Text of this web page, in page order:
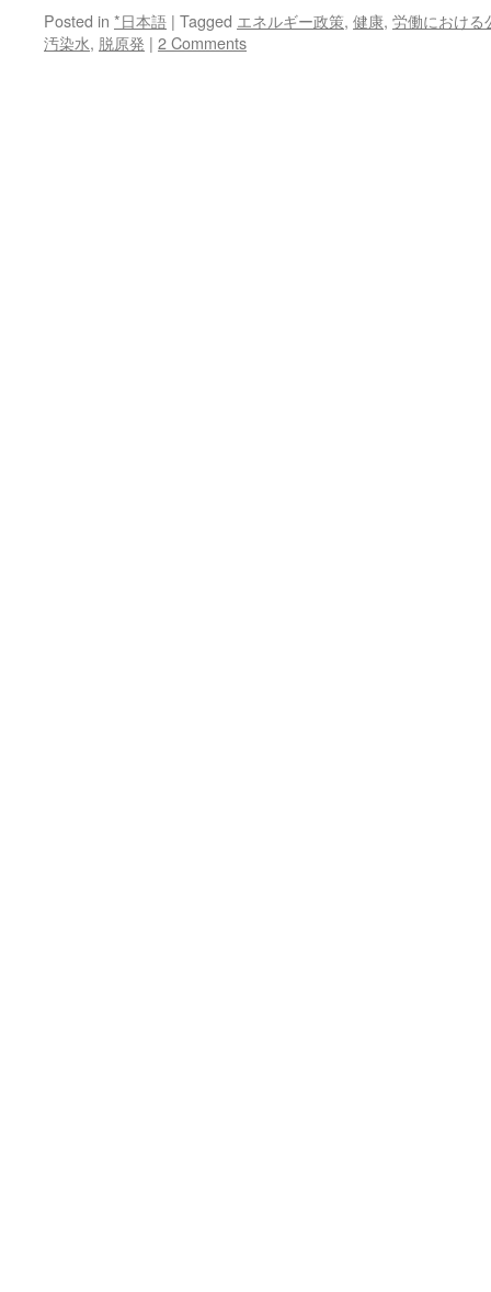
Posted in *日本語 | Tagged エネルギー政策, 健康, 労働における
汚染水, 脱原発 | 2 Comments